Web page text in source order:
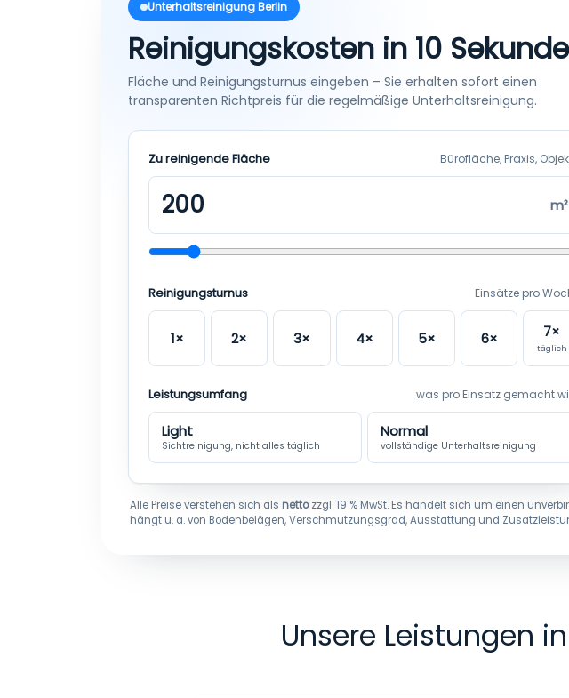
Unterhaltsreinigung Berlin
Reinigungskosten in 10
Fläche und Reinigungsturnus eingeben – Sie erhalten sofort einen
transparenten Richtpreis für die regelmäßige Unterhaltsreinigung.
Zu reinigende Fläche Bürofläche, Praxis,
m²
Reinigungsturnus Einsätze pro
1× 2× 3× 4× 5× 6× 7×
täglich
Leistungsumfang was pro Einsatz gemacht
Light
Sichtreinigung, nicht alles täglich
Normal
vollständige Unterhaltsreinigung
Alle Preise verstehen sich als nettozzgl. 19 % MwSt. Es handelt sich um einen
hängt u. a. von Bodenbelägen, Verschmutzungsgrad, Ausstattung und
Unsere Leistungen